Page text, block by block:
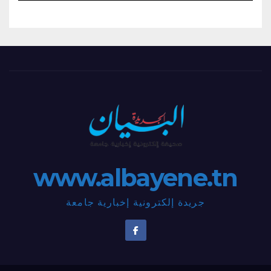
www.albayene.tn
جريدة إلكترونية إخبارية جامعة